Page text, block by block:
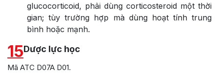
glucocorticoid, phải dùng corticosteroid một thời
gian; tùy trường hợp mà dùng hoạt tính trung
bình hoặc mạnh.
15Dược lực học
Mã ATC D07A D01.